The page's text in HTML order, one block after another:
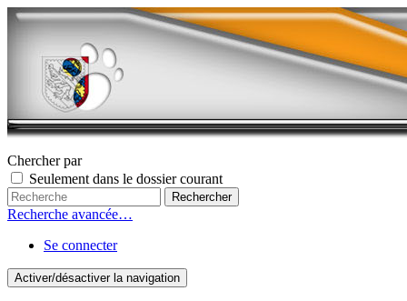
Chercher par
Seulement dans le dossier courant
Recherche avancée…
Se connecter
Activer/désactiver la navigation